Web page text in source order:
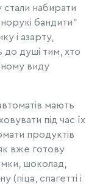
стали набирати
бандити"
і азарту,
до душі тим, хто
виду
мають
під час їх
продуктів
вже готову
шоколад,
(піца, спагетті і